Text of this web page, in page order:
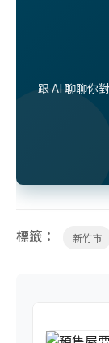
跟 AI 聊聊你
標籤： 新竹市